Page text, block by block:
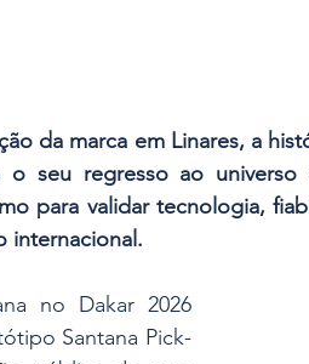
da marca em Linares, a
o seu regresso ao universo
para validar tecnologia,
internacional.
no Dakar 2026
Santana Pick-